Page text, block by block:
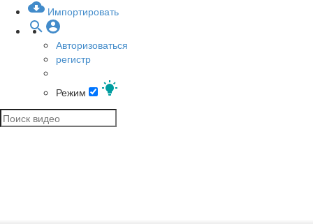
Импортировать
Авторизоваться
регистр
Режим